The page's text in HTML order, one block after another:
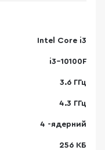
Intel Core i3
i3-10100F
3.6 ГГц
4.3 ГГц
4 -ядерний
256 КБ